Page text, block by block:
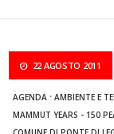
22 AGOSTO 2011
AGENDA ·AMBIENTE E
MAMMUT YEARS - 150